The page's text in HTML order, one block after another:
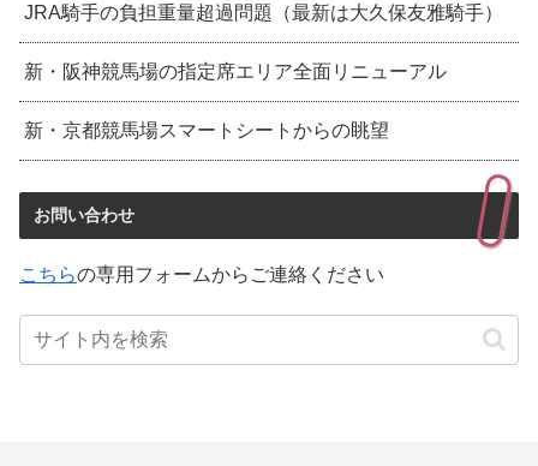
JRA騎手の負担重量超過問題（最新は大久保友雅騎手）
新・阪神競馬場の指定席エリア全面リニューアル
新・京都競馬場スマートシートからの眺望
お問い合わせ
こちらの専用フォームからご連絡ください